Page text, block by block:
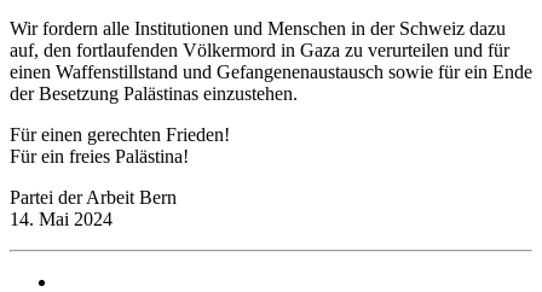
Wir fordern alle Institutionen und Menschen in der Schweiz dazu
auf, den fortlaufenden Völkermord in Gaza zu verurteilen und für
einen Waffenstillstand und Gefangenenaustausch sowie für ein Ende
der Besetzung Palästinas einzustehen.
Für einen gerechten Frieden!
Für ein freies Palästina!
Partei der Arbeit Bern
14. Mai 2024